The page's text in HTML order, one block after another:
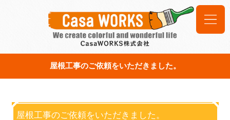
屋根工事のご依頼をいただきました。
屋根工事のご依頼をいただきました。